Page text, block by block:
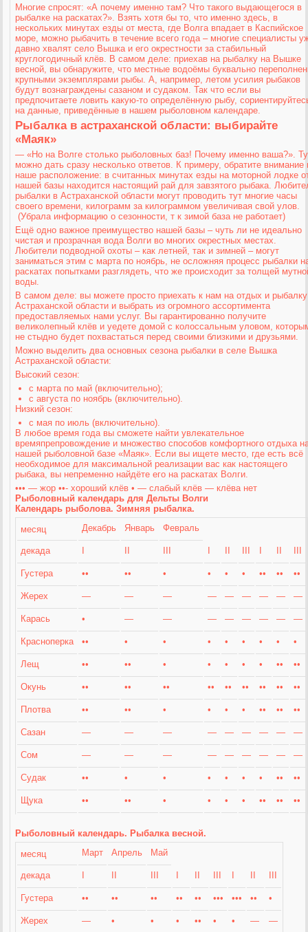
Многие спросят: «А почему именно там? Что такого выдающегося в
рыбалке на раскатах?». Взять хотя бы то, что именно здесь, в
нескольких минутах езды от места, где Волга впадает в Каспийское
море, можно рыбачить в течение всего года – многие специалисты
давно хвалят село Вышка и его окрестности за стабильный
круглогодичный клёв. В самом деле: приехав на рыбалку на Вышке
весной, вы обнаружите, что местные водоёмы буквально
крупными экземплярами рыбы. А, например, летом усилия рыбаков
будут вознаграждены сазаном и судаком. Так что если вы
предпочитаете ловить какую-то определённую рыбу,
на данные, приведённые в нашем рыболовном календаре.
Рыбалка в астраханской области: выбирайте
«Маяк»
— «Но на Волге столько рыболовных баз! Почему именно ваша?».
можно дать сразу несколько ответов. К примеру, обратите внимание
наше расположение: в считанных минутах езды на моторной лодке
нашей базы находится настоящий рай для завзятого рыбака.
рыбалки в Астраханской области могут проводить тут многие часы
своего времени, килограмм за килограммом увеличивая свой улов.
(Убрала информацию о сезонности, т к зимой база не работает)
Ещё одно важное преимущество нашей базы – чуть ли не идеально
чистая и прозрачная вода Волги во многих окрестных местах.
Любители подводной охоты – как летней, так и зимней – могут
заниматься этим с марта по ноябрь, не осложняя процесс рыбалки
раскатах попытками разглядеть, что же происходит за толщей
воды.
В самом деле: вы можете просто приехать к нам на отдых и
Астраханской области и выбрать из огромного ассортимента
предоставляемых нами услуг. Вы гарантированно получите
великолепный клёв и уедете домой с колоссальным уловом,
не стыдно будет похвастаться перед своими близкими и друзьями.
Можно выделить два основных сезона рыбалки в селе Вышка
Астраханской области:
Высокий сезон:
с марта по май (включительно);
с августа по ноябрь (включительно).
Низкий сезон:
с мая по июль (включительно).
В любое время года вы сможете найти увлекательное
времяпрепровождение и множество способов комфортного отдыха
нашей рыболовной базе «Маяк». Если вы ищете место, где есть всё
необходимое для максимальной реализации вас как настоящего
рыбака, вы непременно найдёте его на раскатах Волги.
••• — жор ••- хороший клёв • — слабый клёв — клёва нет
Рыболовный календарь для Дельты Волги
Календарь рыболова. Зимняя рыбалка.
месяц
Декабрь Январь Февраль
декада
Густера •• •• • • • • •• •• ••
Жерех — — — — — — — — —
Карась • — — — — — — — —
Красноперка •• • • • • • • • •
Лещ •• •• • • • • • •• ••
Окунь •• •• •• •• •• •• •• •• ••
Плотва •• •• • • • • •• •• ••
Сазан — — — — — — — — —
Сом — — — — — — — — —
Судак •• • • • • • • •• ••
Щука •• •• • • • • •• •• ••
Рыболовный календарь. Рыбалка весной.
месяц
Март Апрель Май
декада
Густера •• •• •• •• •• ••• ••• •• •
Жерех — • • • •• • • — —